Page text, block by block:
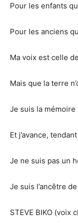
Pour les enfants
Pour les anciens
Ma voix est celle
Mais que la terre
Je suis la mémoire
Et j’avance,
Je ne suis pas un
Je suis l’ancêtre
STEVE BIKO (voix